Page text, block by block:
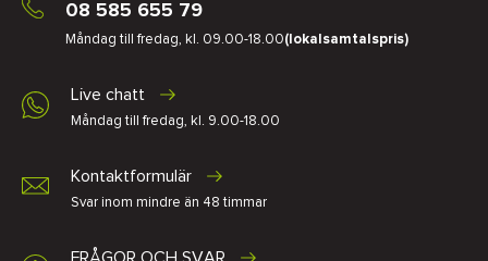
08 585 655 79
Måndag till fredag, kl. 09.00-18.00(lokalsamtalspris)
Live chatt
Måndag till fredag, kl. 9.00-18.00
Kontaktformulär
Svar inom mindre än 48 timmar